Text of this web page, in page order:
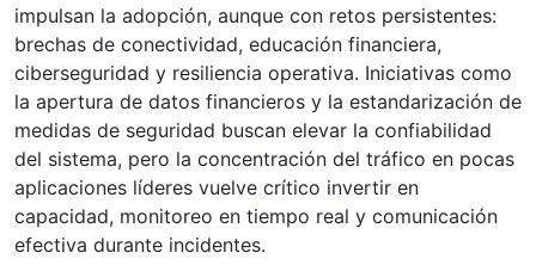
impulsan la adopción, aunque con retos persistentes:
brechas de conectividad, educación financiera,
ciberseguridad y resiliencia operativa. Iniciativas como
la apertura de datos financieros y la estandarización de
medidas de seguridad buscan elevar la confiabilidad
del sistema, pero la concentración del tráfico en pocas
aplicaciones líderes vuelve crítico invertir en
capacidad, monitoreo en tiempo real y comunicación
efectiva durante incidentes.